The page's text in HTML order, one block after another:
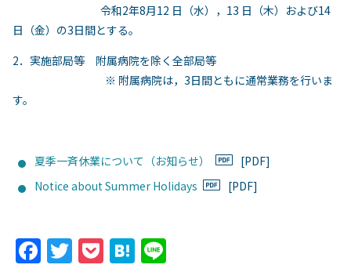
令和2年8月12 日（水），13 日（木）および14
日（金）の3日間とする。
2．実施部局等 附属病院を除く全部局等
※ 附属病院は，3日間ともに通常業務を行いま
す。
夏季一斉休業について（お知らせ）
[PDF]
Notice about Summer Holidays
[PDF]
F T P H